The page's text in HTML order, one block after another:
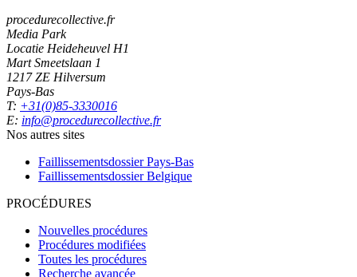
procedurecollective.fr
Media Park
Locatie Heideheuvel H1
Mart Smeetslaan 1
1217 ZE Hilversum
Pays-Bas
T: +31(0)85-3330016
E: info@procedurecollective.fr
Nos autres sites
Faillissementsdossier Pays-Bas
Faillissementsdossier Belgique
PROCÉDURES
Nouvelles procédures
Procédures modifiées
Toutes les procédures
Recherche avancée